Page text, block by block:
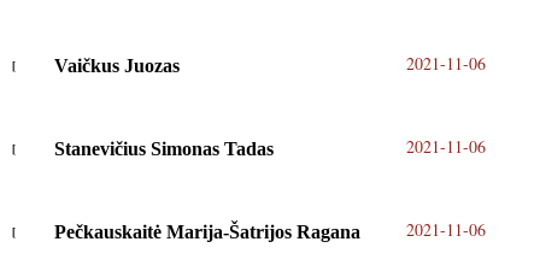
Vaičkus Juozas 2021-11-06
Stanevičius Simonas Tadas 2021-11-06
Pečkauskaitė Marija-Šatrijos Ragana 2021-11-06